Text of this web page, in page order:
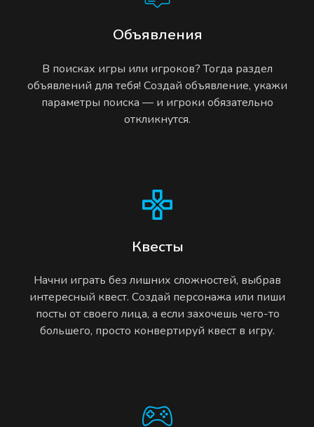
Объявления
В поисках игры или игроков? Тогда раздел
объявлений для тебя! Создай объявление, укажи
параметры поиска — и игроки обязательно
откликнутся.
Квесты
Начни играть без лишних сложностей, выбрав
интересный квест. Создай персонажа или пиши
посты от своего лица, а если захочешь чего-то
большего, просто конвертируй квест в игру.